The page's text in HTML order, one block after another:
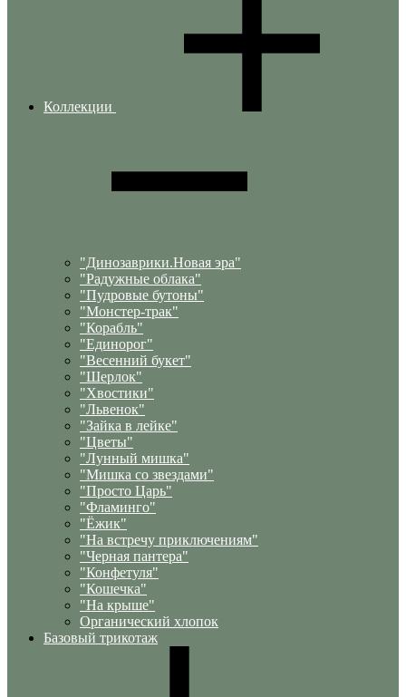
Коллекции
"Динозаврики.Новая эра"
"Радужные облака"
"Пудровые бутоны"
"Монстер-трак"
"Корабль"
"Единорог"
"Весенний букет"
"Шерлок"
"Хвостики"
"Львенок"
"Зайка в лейке"
"Цветы"
"Лунный мишка"
"Мишка со звездами"
"Просто Царь"
"Фламинго"
"Ёжик"
"На встречу приключениям"
"Черная пантера"
"Конфетуля"
"Кошечка"
"На крыше"
Органический хлопок
Базовый трикотаж